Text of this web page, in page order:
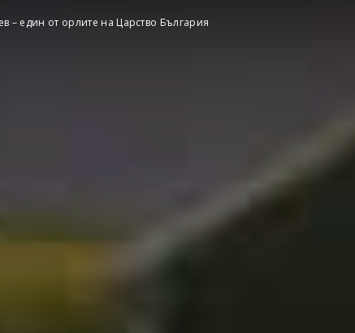
– един от орлите на Царство България